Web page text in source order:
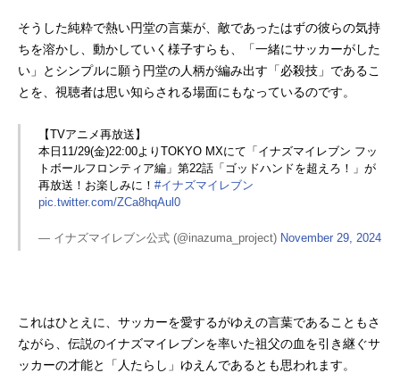
そうした純粋で熱い円堂の言葉が、敵であったはずの彼らの気持
ちを溶かし、動かしていく様子すらも、「一緒にサッカーがした
い」とシンプルに願う円堂の人柄が編み出す「必殺技」であるこ
とを、視聴者は思い知らされる場面にもなっているのです。
【TVアニメ再放送】
本日11/29(金)22:00よりTOKYO MXにて「イナズマイレブン フッ
トボールフロンティア編」第22話「ゴッドハンドを超えろ！」が
再放送！お楽しみに！ #イナズマイレブン
pic.twitter.com/ZCa8hqAul0
— イナズマイレブン公式 (@inazuma_project) November 29, 2024
これはひとえに、サッカーを愛するがゆえの言葉であることもさ
ながら、伝説のイナズマイレブンを率いた祖父の血を引き継ぐサ
ッカーの才能と「人たらし」ゆえんであるとも思われます。